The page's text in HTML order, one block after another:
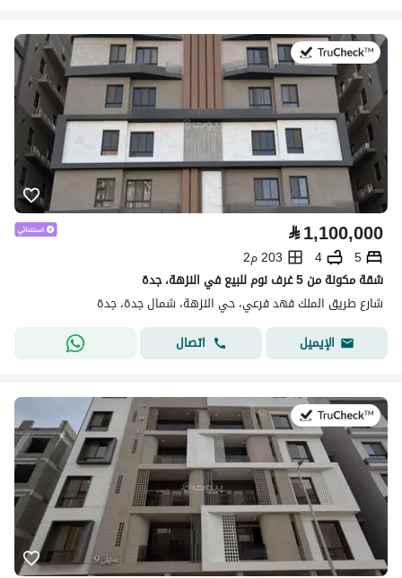
في:8 يوليو 2026
⃁1,100,000
5
4
203 م2
شقة مكونة من 5 غرف نوم للبيع في النزهة، جدة
شارع طريق الملك فهد فرعي، حي النزهة، شمال جدة، جدة
الإيميل
اتصال
في:22 يوليو 2026